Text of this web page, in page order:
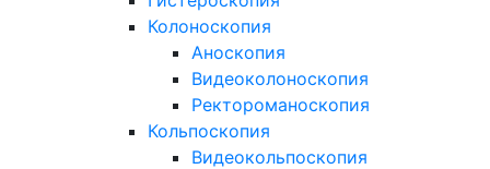
Колоноскопия
Аноскопия
Видеоколоноскопия
Ректороманоскопия
Кольпоскопия
Видеокольпоскопия